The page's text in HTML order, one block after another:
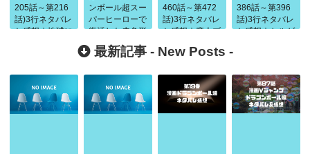
205話～第216
話)3行ネタバレ
と感想｜地球に
ンボール超スー
パーヒーローで
復活した赤色形
態の強さと戦闘
力考察！
460話～第472
話)3行ネタバレ
と感想｜魔人ブ
タの死
386話～第396
話)3行ネタバレ
と感想｜セルゲ
最新記事 - New Posts -